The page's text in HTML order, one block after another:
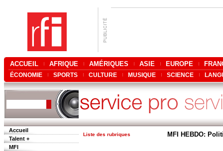
ACCUEIL AFRIQUE AMÉRIQUES ASIE EUROPE
ÉCONOMIE SPORTS CULTURE MUSIQUE SCIENCE
Accueil
Talent +
MFI
Liste des rubriques MFI HEBDO: